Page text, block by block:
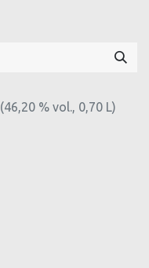
% vol., 0,70 L)